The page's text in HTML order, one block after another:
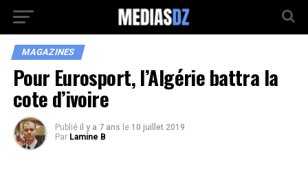
MAGAZINES
Pour Eurosport, l’Algérie battra la
cote d’ivoire
Publié il y a 7 ans le 10 juillet 2019
Par Lamine B